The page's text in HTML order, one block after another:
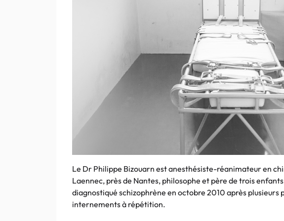
Le Dr Philippe Bizouarn est anesthésiste-réanimateur en
Laennec, près de Nantes, philosophe et père de trois
diagnostiqué schizophrène en octobre 2010 après plusieurs
internements à répétition.